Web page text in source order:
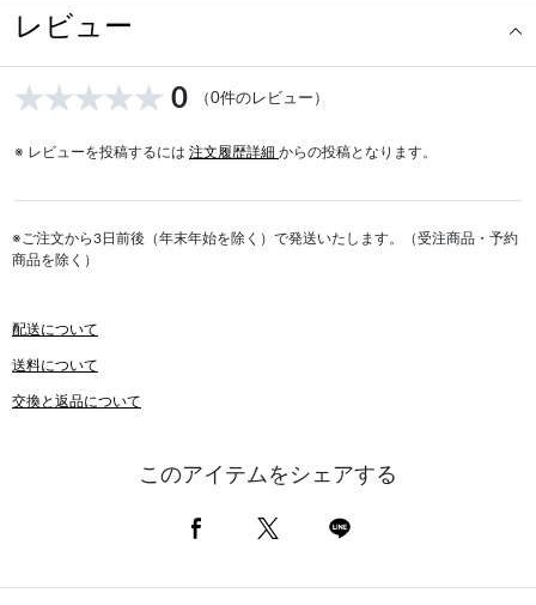
レビュー
0 （0件のレビュー）
※ レビューを投稿するには 注文履歴詳細 からの投稿となります。
※ご注文から3日前後（年末年始を除く）で発送いたします。（受注商品・予約
商品を除く）
配送について
送料について
交換と返品について
このアイテムをシェアする